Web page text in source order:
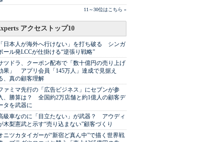
11～30位はこちら »
アクセストップ10
日本人が海外へ行けない」を打ち破る シンガ
ール発LCCが仕掛ける“逆張り戦略”
ツドラ、クーポン配布で「数十億円の売り上げ
果」 アプリ会員「145万人」達成で見据え
、真の顧客理解
ァミマ先行の「広告ビジネス」にセブンが参
、勝算は？ 全国約2万店舗と約1億人の顧客デ
タを武器に
級車なのに「目立たない」が武器？ アウディ
木梨憲武と示す“売り込まない”顧客づくり
ニツカタイガーが“新宿ど真ん中”で描く世界戦